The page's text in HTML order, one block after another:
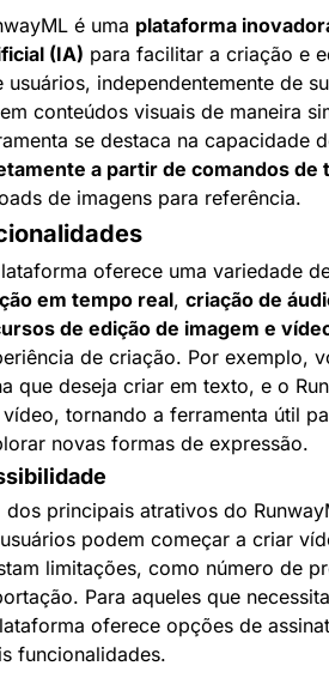
é uma plataforma
(IA) para facilitar a criação e
usuários, independentemente de
conteúdos visuais de maneira
se destaca na capacidade
a partir de comandos de
de imagens para referência.
em tempo real, criação de
de edição de imagem e
de criação. Por exemplo,
que deseja criar em texto, e o
tornando a ferramenta útil
novas formas de expressão.
dos principais atrativos do
podem começar a criar
limitações, como número de
Para aqueles que
oferece opções de
funcionalidades.